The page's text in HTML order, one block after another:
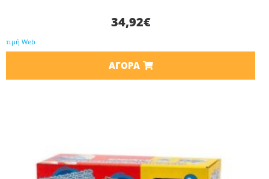
34,92€
τιμή Web
ΑΓΟΡΆ